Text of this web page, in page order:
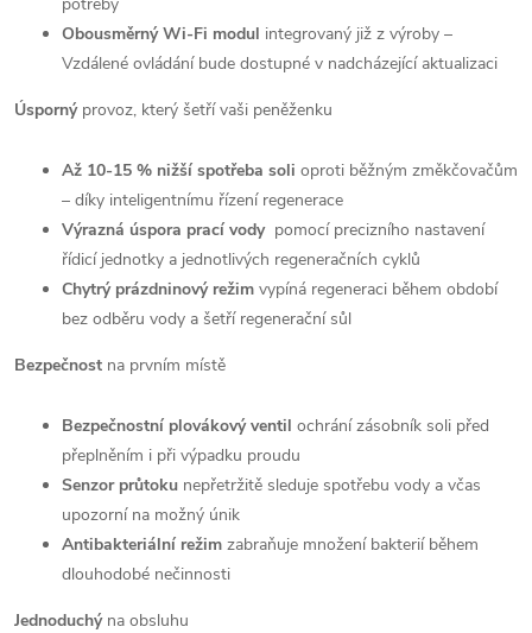
Obousměrný Wi-Fi modul integrovaný již z výroby –
Vzdálené ovládání bude dostupné v nadcházející aktualizaci
Úspornýprovoz, který šetří vaši peněženku
Až 10-15 % nižší spotřeba soli oproti běžným změkčovačům
– díky inteligentnímu řízení regenerace
Výrazná úspora prací vodypomocí precizního nastavení
řídicí jednotky a jednotlivých regeneračních cyklů
Chytrý prázdninový režim vypíná regeneraci během období
bez odběru vody a šetří regenerační sůl
Bezpečnost na prvním místě
Bezpečnostní plovákový ventil ochrání zásobník soli před
přeplněním i při výpadku proudu
Senzor průtoku nepřetržitě sleduje spotřebu vody a včas
upozorní na možný únik
Antibakteriální režim zabraňuje množení bakterií během
dlouhodobé nečinnosti
Jednoduchýna obsluhu